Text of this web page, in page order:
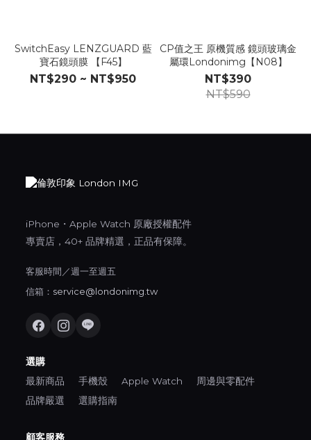
SwitchEasy LENZGUARD 藍
寶石鏡頭膜 【F45】
NT$290 ~ NT$950
CP值之王 原機質感 鏡頭玻璃金
屬環Londonimg【N08】
NT$390
NT$590
iPhone・Apple Watch 原廠授權配件
專賣店，40+ 品牌精選，正品有保障。
客服時間／週一至週五
信箱： service@londonimg.tw
選購
最新商品 手機殼 Apple Watch
周邊與零配件
品牌嚴選
選購指南
顧客服務